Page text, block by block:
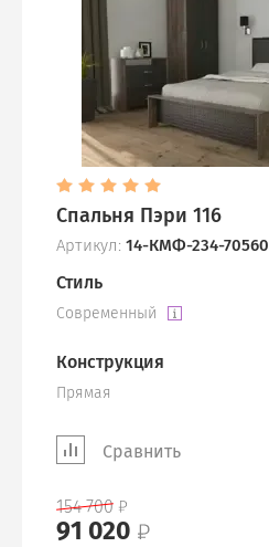
Спальня Пэри 116
Артикул: 14-КМФ-234-70560
Стиль
Современный
Конструкция
Прямая
Сравнить
154 700
91 020